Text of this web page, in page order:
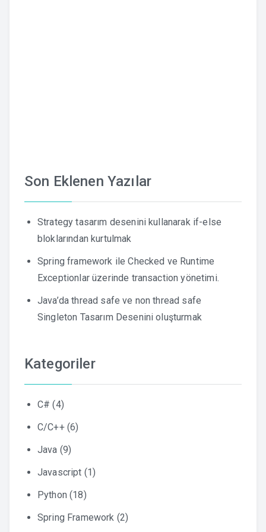
Son Eklenen Yazılar
Strategy tasarım desenini kullanarak if-else
bloklarından kurtulmak
Spring framework ile Checked ve Runtime
Exceptionlar üzerinde transaction yönetimi.
Java’da thread safe ve non thread safe
Singleton Tasarım Desenini oluşturmak
Kategoriler
C# (4)
C/C++(6)
Java (9)
Javascript (1)
Python (18)
Spring Framework (2)